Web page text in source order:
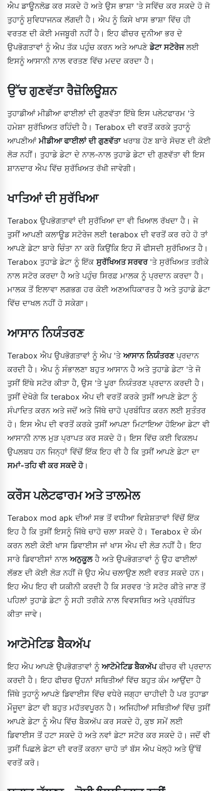
ਐਪ ਡਾਊਨਲੋਡ ਕਰ ਸਕਦੇ ਹੋ ਅਤੇ ਉਸ ਭਾਸ਼ਾ 'ਤੇ ਸਵਿੱਚ ਕਰ ਸਕਦੇ ਹੋ ਜੋ
ਤੁਹਾਨੂੰ ਸੁਵਿਧਾਜਨਕ ਲੱਗਦੀ ਹੈ। ਐਪ ਨੂੰ ਕਿਸੇ ਖਾਸ ਭਾਸ਼ਾ ਵਿੱਚ ਹੀ
ਵਰਤਣ ਦੀ ਕੋਈ ਮਜਬੂਰੀ ਨਹੀਂ ਹੈ। ਇਹ ਫੀਚਰ ਦੁਨੀਆ ਭਰ ਦੇ
ਉਪਭੋਗਤਾਵਾਂ ਨੂੰ ਐਪ ਤੱਕ ਪਹੁੰਚ ਕਰਨ ਅਤੇ ਆਪਣੇਡੇਟਾ ਸਟੋਰੇਜਲਈ
ਇਸਨੂੰ ਆਸਾਨੀ ਨਾਲ ਵਰਤਣ ਵਿੱਚ ਮਦਦ ਕਰਦਾ ਹੈ।
ਉੱਚ ਗੁਣਵੱਤਾ ਰੈਜ਼ੋਲਿਊਸ਼ਨ
ਤੁਹਾਡੀਆਂ ਮੀਡੀਆ ਫਾਈਲਾਂ ਦੀ ਗੁਣਵੱਤਾ ਇੱਥੇ ਇਸ ਪਲੇਟਫਾਰਮ 'ਤੇ
ਹਮੇਸ਼ਾ ਸੁਰੱਖਿਅਤ ਰਹਿੰਦੀ ਹੈ। Terabox ਦੀ ਵਰਤੋਂ ਕਰਕੇ ਤੁਹਾਨੂੰ
ਆਪਣੀਆਂ ਮੀਡੀਆ ਫਾਈਲਾਂ ਦੀ ਗੁਣਵੱਤਾਖਰਾਬ ਹੋਣ ਬਾਰੇ ਸੋਚਣ ਦੀ ਕੋਈ
ਲੋੜ ਨਹੀਂ। ਤੁਹਾਡੇ ਡੇਟਾ ਦੇ ਨਾਲ-ਨਾਲ ਤੁਹਾਡੇ ਡੇਟਾ ਦੀ ਗੁਣਵੱਤਾ ਵੀ ਇਸ
ਸ਼ਾਨਦਾਰ ਐਪ ਵਿੱਚ ਸੁਰੱਖਿਅਤ ਰੱਖੀ ਜਾਵੇਗੀ।
ਖਾਤਿਆਂ ਦੀ ਸੁਰੱਖਿਆ
Terabox ਉਪਭੋਗਤਾਵਾਂ ਦੀ ਸੁਰੱਖਿਆ ਦਾ ਵੀ ਖਿਆਲ ਰੱਖਦਾ ਹੈ। ਜੇ
ਤੁਸੀਂ ਆਪਣੀ ਕਲਾਊਡ ਸਟੋਰੇਜ ਲਈ terabox ਦੀ ਵਰਤੋਂ ਕਰ ਰਹੇ ਹੋ ਤਾਂ
ਆਪਣੇ ਡੇਟਾ ਬਾਰੇ ਚਿੰਤਾ ਨਾ ਕਰੋ ਕਿਉਂਕਿ ਇਹ ਸੌ ਫੀਸਦੀ ਸੁਰੱਖਿਅਤ ਹੈ।
Terabox ਤੁਹਾਡੇ ਡੇਟਾ ਨੂੰ ਇੱਕ ਸੁਰੱਖਿਅਤ ਸਰਵਰ'ਤੇ ਸੁਰੱਖਿਅਤ ਤਰੀਕੇ
ਨਾਲ ਸਟੋਰ ਕਰਦਾ ਹੈ ਅਤੇ ਪਹੁੰਚ ਸਿਰਫ਼ ਮਾਲਕ ਨੂੰ ਪ੍ਰਦਾਨ ਕਰਦਾ ਹੈ।
ਮਾਲਕ ਤੋਂ ਇਲਾਵਾ ਲਗਭਗ ਹਰ ਕੋਈ ਅਣਅਧਿਕਾਰਤ ਹੈ ਅਤੇ ਤੁਹਾਡੇ ਡੇਟਾ
ਵਿੱਚ ਦਾਖਲ ਨਹੀਂ ਹੋ ਸਕੇਗਾ।
ਆਸਾਨ ਨਿਯੰਤਰਣ
Terabox ਐਪ ਉਪਭੋਗਤਾਵਾਂ ਨੂੰ ਐਪ 'ਤੇ ਆਸਾਨ ਨਿਯੰਤਰਣਪ੍ਰਦਾਨ
ਕਰਦੀ ਹੈ। ਐਪ ਨੂੰ ਸੰਭਾਲਣਾ ਬਹੁਤ ਆਸਾਨ ਹੈ ਅਤੇ ਤੁਹਾਡੇ ਡੇਟਾ 'ਤੇ ਜੋ
ਤੁਸੀਂ ਇੱਥੇ ਸਟੋਰ ਕੀਤਾ ਹੈ, ਉਸ 'ਤੇ ਪੂਰਾ ਨਿਯੰਤਰਣ ਪ੍ਰਦਾਨ ਕਰਦੀ ਹੈ।
ਤੁਸੀਂ ਦੇਖੋਗੇ ਕਿ terabox ਐਪ ਦੀ ਵਰਤੋਂ ਕਰਕੇ ਤੁਸੀਂ ਆਪਣੇ ਡੇਟਾ ਨੂੰ
ਸੰਪਾਦਿਤ ਕਰਨ ਅਤੇ ਜਦੋਂ ਅਤੇ ਜਿੱਥੇ ਚਾਹੋ ਪ੍ਰਬੰਧਿਤ ਕਰਨ ਲਈ ਸੁਤੰਤਰ
ਹੋ। ਇਸ ਐਪ ਦੀ ਵਰਤੋਂ ਕਰਕੇ ਤੁਸੀਂ ਆਪਣਾ ਮਿਟਾਇਆ ਹੋਇਆ ਡੇਟਾ ਵੀ
ਆਸਾਨੀ ਨਾਲ ਮੁੜ ਪ੍ਰਾਪਤ ਕਰ ਸਕਦੇ ਹੋ। ਇਸ ਵਿੱਚ ਕਈ ਵਿਕਲਪ
ਉਪਲਬਧ ਹਨ ਜਿਨ੍ਹਾਂ ਵਿੱਚੋਂ ਇੱਕ ਇਹ ਵੀ ਹੈ ਕਿ ਤੁਸੀਂ ਆਪਣੇ ਡੇਟਾ ਦਾ
ਸਮਾਂ-ਤਹਿ ਵੀ ਕਰ ਸਕਦੇ ਹੋ।
ਕਰੌਸ ਪਲੇਟਫਾਰਮ ਅਤੇ ਤਾਲਮੇਲ
Terabox mod apk ਦੀਆਂ ਸਭ ਤੋਂ ਵਧੀਆ ਵਿਸ਼ੇਸ਼ਤਾਵਾਂ ਵਿੱਚੋਂ ਇੱਕ
ਇਹ ਹੈ ਕਿ ਤੁਸੀਂ ਇਸਨੂੰ ਜਿੱਥੇ ਚਾਹੋ ਚਲਾ ਸਕਦੇ ਹੋ। Terabox ਦੇ ਕੰਮ
ਕਰਨ ਲਈ ਕੋਈ ਖਾਸ ਡਿਵਾਈਸ ਜਾਂ ਖਾਸ ਐਪ ਦੀ ਲੋੜ ਨਹੀਂ ਹੈ। ਇਹ
ਸਾਰੇ ਡਿਵਾਈਸਾਂ ਨਾਲ ਅਨੁਕੂਲਹੈ ਅਤੇ ਉਪਭੋਗਤਾਵਾਂ ਨੂੰ ਉਹ ਫਾਈਲਾਂ
ਲੱਭਣ ਦੀ ਕੋਈ ਲੋੜ ਨਹੀਂ ਜੋ ਉਹ ਐਪ ਚਲਾਉਣ ਲਈ ਵਰਤ ਸਕਦੇ ਹਨ।
ਇਹ ਐਪ ਇਹ ਵੀ ਯਕੀਨੀ ਕਰਦੀ ਹੈ ਕਿ ਸਰਵਰ 'ਤੇ ਸਟੋਰ ਕੀਤੇ ਜਾਣ ਤੋਂ
ਪਹਿਲਾਂ ਤੁਹਾਡੇ ਡੇਟਾ ਨੂੰ ਸਹੀ ਤਰੀਕੇ ਨਾਲ ਵਿਵਸਥਿਤ ਅਤੇ ਪ੍ਰਬੰਧਿਤ
ਕੀਤਾ ਜਾਵੇ।
ਆਟੋਮੇਟਿਡ ਬੈਕਅੱਪ
ਇਹ ਐਪ ਆਪਣੇ ਉਪਭੋਗਤਾਵਾਂ ਨੂੰ ਆਟੋਮੇਟਿਡ ਬੈਕਅੱਪਫੀਚਰ ਵੀ ਪ੍ਰਦਾਨ
ਕਰਦੀ ਹੈ। ਇਹ ਫੀਚਰ ਉਹਨਾਂ ਸਥਿਤੀਆਂ ਵਿੱਚ ਬਹੁਤ ਕੰਮ ਆਉਂਦਾ ਹੈ
ਜਿੱਥੇ ਤੁਹਾਨੂੰ ਆਪਣੇ ਡਿਵਾਈਸ ਵਿੱਚ ਵਧੇਰੇ ਜਗ੍ਹਾ ਚਾਹੀਦੀ ਹੈ ਪਰ ਤੁਹਾਡਾ
ਮੌਜੂਦਾ ਡੇਟਾ ਵੀ ਬਹੁਤ ਮਹੱਤਵਪੂਰਨ ਹੈ। ਅਜਿਹੀਆਂ ਸਥਿਤੀਆਂ ਵਿੱਚ ਤੁਸੀਂ
ਆਪਣੇ ਡੇਟਾ ਨੂੰ ਐਪ ਵਿੱਚ ਬੈਕਅੱਪ ਕਰ ਸਕਦੇ ਹੋ, ਕੁਝ ਸਮੇਂ ਲਈ
ਡਿਵਾਈਸ ਤੋਂ ਹਟਾ ਸਕਦੇ ਹੋ ਅਤੇ ਨਵਾਂ ਡੇਟਾ ਸਟੋਰ ਕਰ ਸਕਦੇ ਹੋ। ਜਦੋਂ ਵੀ
ਤੁਸੀਂ ਪਿਛਲੇ ਡੇਟਾ ਦੀ ਵਰਤੋਂ ਕਰਨਾ ਚਾਹੋ ਤਾਂ ਬੱਸ ਐਪ ਖੋਲ੍ਹੋ ਅਤੇ ਉੱਥੋਂ
ਵਰਤੋਂ ਕਰੋ।